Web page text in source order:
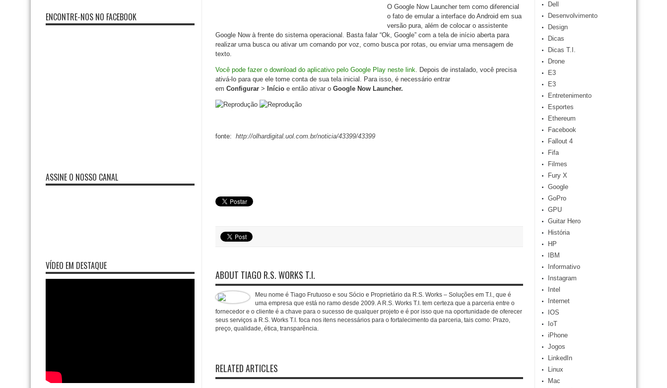
O Google Now Launcher tem como diferencial
o fato de emular a interface do Android em sua
versão pura, além de colocar o assistente
Google Now à frente do sistema operacional. Basta falar “Ok, Google” com a tela de início aberta para
realizar uma busca ou ativar um comando por voz, como busca por rotas, ou enviar uma mensagem de
texto.
Você pode fazer o download do aplicativo pelo Google Play neste link. Depois de instalado, você precisa
ativá-lo para que ele tome conta de sua tela inicial. Para isso, é necessário entrar
em Configurar > Início e então ativar o Google Now Launcher.
fonte: http://olhardigital.uol.com.br/noticia/43399/43399
ABOUT TIAGO R.S. WORKS T.I.
Meu nome é Tiago Frutuoso e sou Sócio e Proprietário da R.S. Works – Soluções em T.I., que é
uma empresa que está no ramo desde 2009. A R.S. Works T.I. tem certeza que a parceria entre o
fornecedor e o cliente é a chave para o sucesso de qualquer projeto e é por isso que na oportunidade de oferecer
seus serviços a R.S. Works T.I. foca nos itens necessários para o fortalecimento da parceria, tais como: Prazo,
preço, qualidade, ética, transparência.
RELATED ARTICLES
Dell
Desenvolvimento
Design
Dicas
Dicas T.I.
Drone
E3
E3
Entretenimento
Esportes
Ethereum
Facebook
Fallout 4
Fifa
Filmes
Fury X
Google
GoPro
GPU
Guitar Hero
História
HP
IBM
Informativo
Instagram
Intel
Internet
IOS
IoT
iPhone
Jogos
LinkedIn
Linux
Mac
ENCONTRE-NOS NO FACEBOOK
ASSINE O NOSSO CANAL
VÍDEO EM DESTAQUE